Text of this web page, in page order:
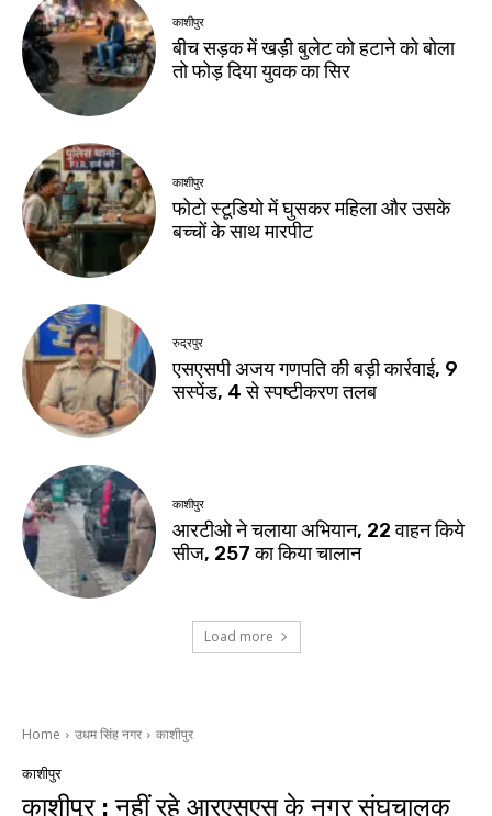
काशीपुर
बीच सड़क में खड़ी बुलेट को हटाने को बोला
तो फोड़ दिया युवक का सिर
काशीपुर
फोटो स्टूडियो में घुसकर महिला और उसके
बच्चों के साथ मारपीट
रुद्रपुर
एसएसपी अजय गणपति की बड़ी कार्रवाई, 9
सस्पेंड, 4 से स्पष्टीकरण तलब
काशीपुर
आरटीओ ने चलाया अभियान, 22 वाहन किये
सीज, 257 का किया चालान
Load more